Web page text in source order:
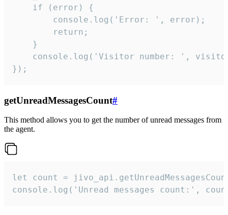
    if (error) {
        console.log('Error: ', error);
        return;
    }
console.log('Visitor number: ',
});
getUnreadMessagesCount#
This method allows you to get the number of unread messages from
the agent.
let count =
console.log('Unread messages count:',